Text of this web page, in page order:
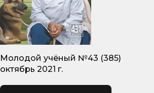
Молодой учёный №43 (385)
октябрь 2021 г.